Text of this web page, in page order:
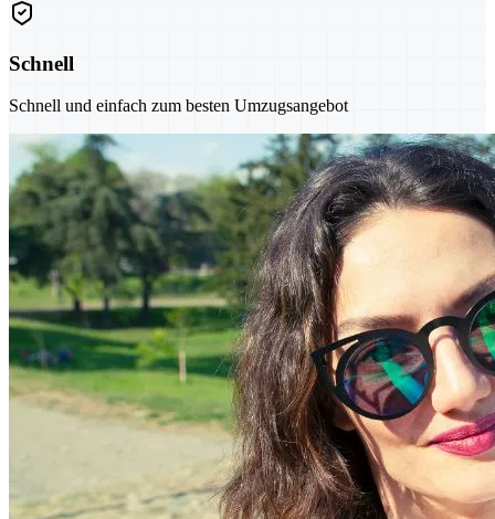
Schnell
Schnell und einfach zum besten Umzugsangebot